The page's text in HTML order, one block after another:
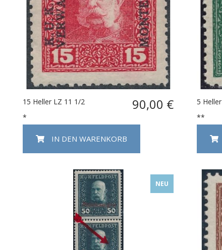
15 Heller LZ 11 1/2 90,00 €
*
IN DEN WARENKORB
5 Heller
**
NEU